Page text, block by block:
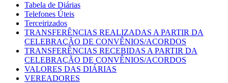
Tabela de Diárias
Telefones Úteis
Terceirizados
TRANSFERÊNCIAS REALIZADAS A PARTIR DA
CELEBRAÇÃO DE CONVÊNIOS/ACORDOS
TRANSFERÊNCIAS RECEBIDAS A PARTIR DA
CELEBRAÇÃO DE CONVÊNIOS/ACORDOS
VALORES DAS DIÁRIAS
VEREADORES